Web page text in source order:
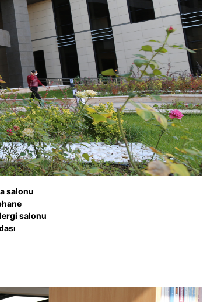
salonu
salonu